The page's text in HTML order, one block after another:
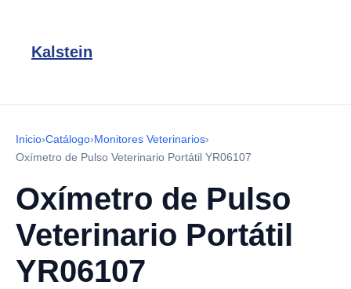
Kalstein
Inicio›Catálogo›Monitores Veterinarios›
Oxímetro de Pulso Veterinario Portátil YR06107
Oxímetro de Pulso
Veterinario Portátil
YR06107